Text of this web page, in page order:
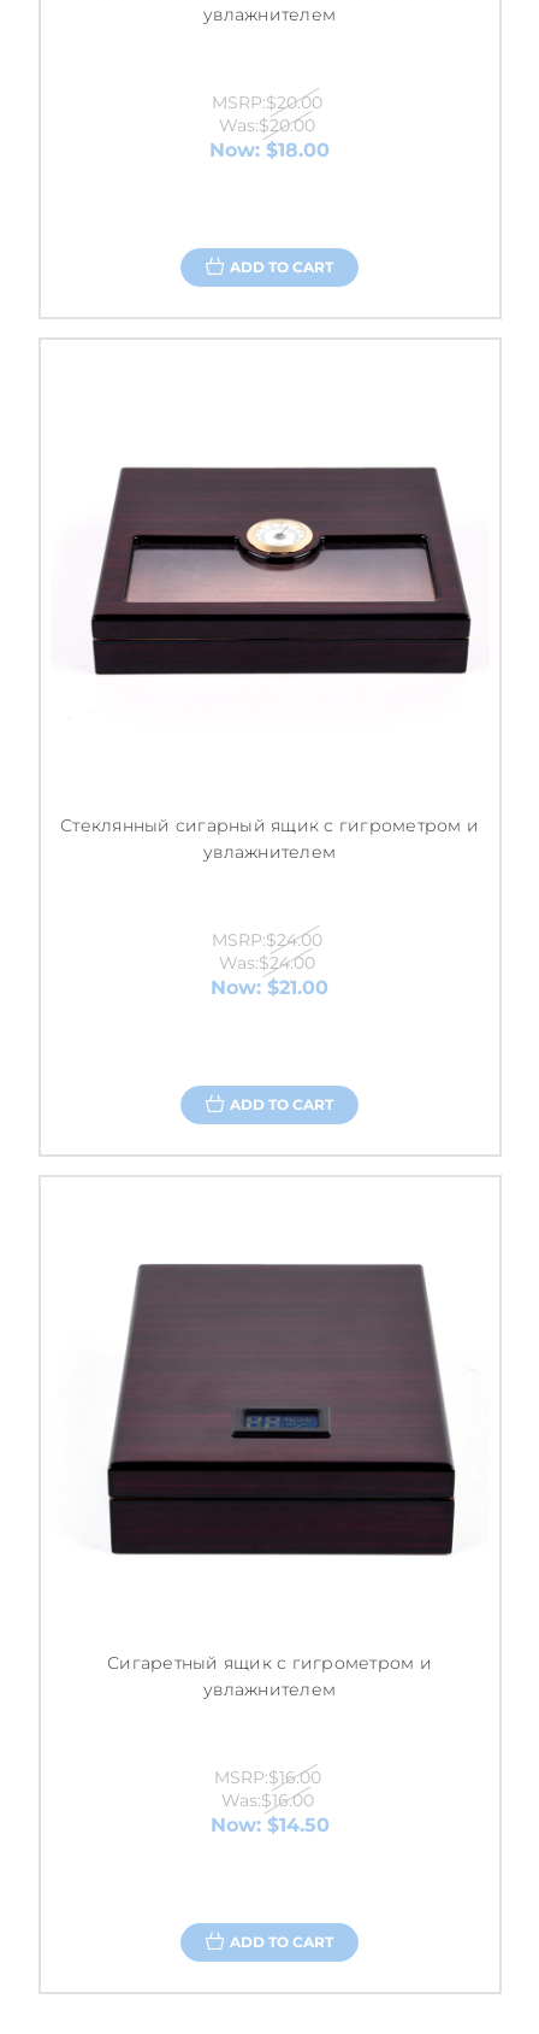
увлажнителем
MSRP:$20.00
Was:$20.00
Now: $18.00
ADD TO CART
Стеклянный сигарный ящик с гигрометром и
увлажнителем
MSRP:$24.00
Was:$24.00
Now: $21.00
ADD TO CART
Сигаретный ящик с гигрометром и
увлажнителем
MSRP:$16.00
Was:$16.00
Now: $14.50
ADD TO CART